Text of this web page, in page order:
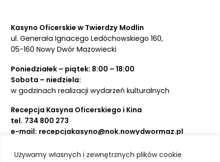
Używamy własnych i zewnętrznych plików cookie
Kasyno Oficerskie w Twierdzy Modlin
ul. Generała Ignacego Ledóchowskiego 160,
05-160 Nowy Dwór Mazowiecki
Poniedziałek – piątek: 8:00 – 18:00
Sobota – niedziela:
w godzinach realizacji wydarzeń kulturalnych
Recepcja Kasyna Oficerskiego i Kina
tel. 734 800 273
e-mail: recepcjakasyno@nok.nowydwormaz.pl